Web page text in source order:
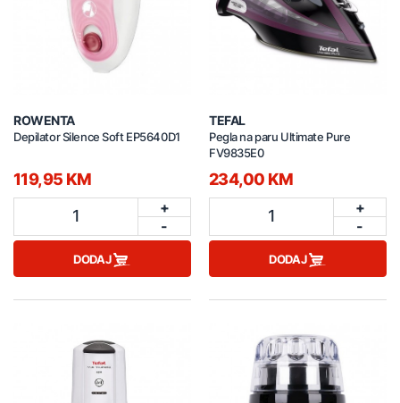
ROWENTA
Depilator Silence Soft EP5640D1
119,95 KM
1
+
-
DODAJ
TEFAL
Pegla na paru Ultimate Pure
FV9835E0
234,00 KM
1
+
-
DODAJ